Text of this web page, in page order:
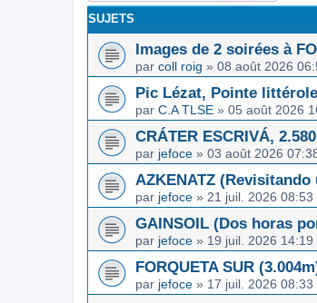
SUJETS
Images de 2 soirées à
par coll roig » 08 août 2026
Pic Lézat, Pointe
par C.A TLSE » 05 août 2026
CRÁTER ESCRIVÁ,
par jefoce » 03 août 2026
AZKENATZ
par jefoce » 21 juil. 2026 08:53
GAINSOIL (Dos horas
par jefoce » 19 juil. 2026 14:19
FORQUETA SUR
par jefoce » 17 juil. 2026 08:33